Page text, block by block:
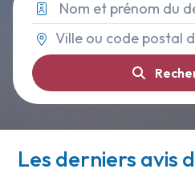
Les derniers avis